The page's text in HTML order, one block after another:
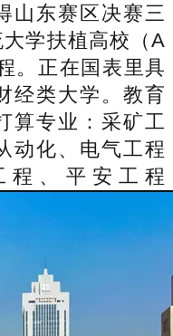
山东赛区决赛三
学扶植高校（A
。正在国表里具
经类大学。教育
算专业：采矿工
动化、电气工程
程、平安工程